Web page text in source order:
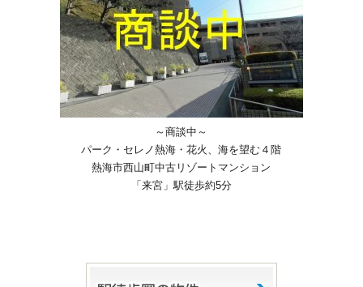
～商談中～
パーク・セレノ熱海・花火、海を望む４階
熱海市西山町中古リゾートマンション
「来宮」駅徒歩約5分